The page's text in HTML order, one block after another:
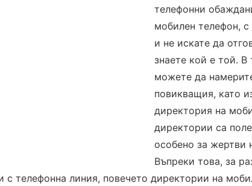
телефонни
мобилен телефон, с
и не искате да
знаете кой е той. В
можете да
повикващия, като
директория на
директории са
особено за жертви
Въпреки това, за
с телефонна линия, повечето директории на